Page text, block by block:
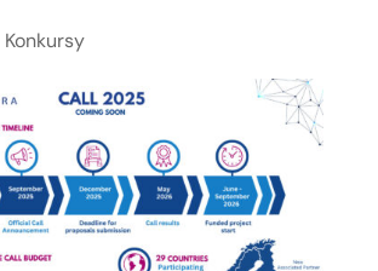
Konkursy